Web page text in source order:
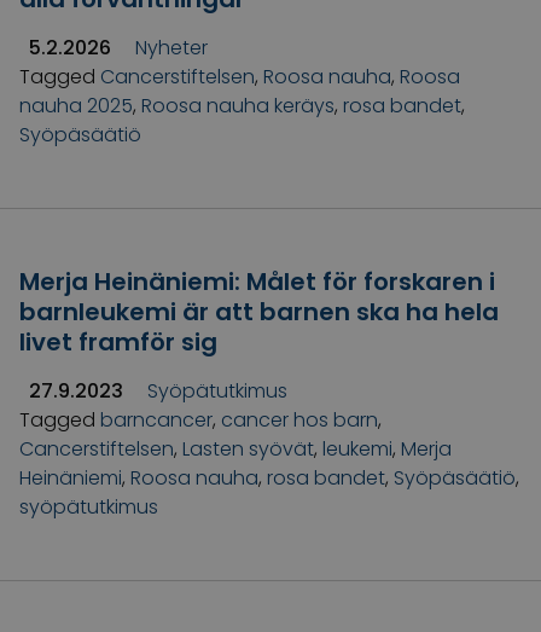
5.2.2026
Nyheter
Tagged Cancerstiftelsen, Roosa nauha, Roosa
nauha 2025, Roosa nauha keräys, rosa bandet,
Syöpäsäätiö
Merja Heinäniemi: Målet för forskaren i
barnleukemi är att barnen ska ha hela
livet framför sig
27.9.2023
Syöpätutkimus
Tagged barncancer, cancer hos barn,
Cancerstiftelsen, Lasten syövät, leukemi, Merja
Heinäniemi, Roosa nauha, rosa bandet, Syöpäsäätiö,
syöpätutkimus